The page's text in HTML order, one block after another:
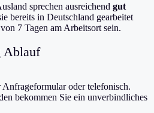
sprechen ausreichend gut
bereits in Deutschland gearbeitet
7 Tagen am Arbeitsort sein.
Ablauf
Anfrageformular oder telefonisch.
bekommen Sie ein unverbindliches